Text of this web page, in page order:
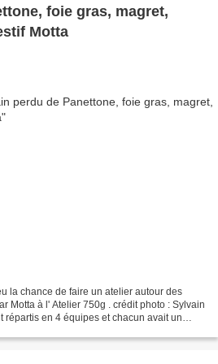
foie gras, magret,
festif Motta
la chance de faire un atelier autour des
Motta à l' Atelier 750g . crédit photo : Sylvain
répartis en 4 équipes et chacun avait un